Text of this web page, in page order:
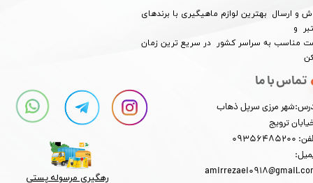
و ارسال بهترین لوازم ماهیگیری با برندهای
و
مناسب به سراسر کشور در سریع ترین زمان
تماس با ما
مرزی سرپل ذهاب
ترویج
رهگیری مرسوله پستی​​​​​​​